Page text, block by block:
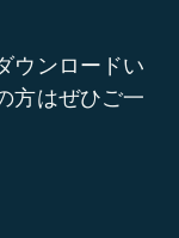
ウンロードい
方はぜひご一